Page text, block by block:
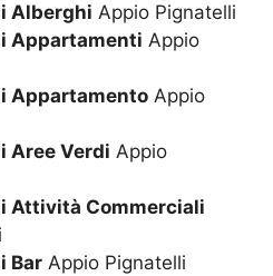
Alberghi Appio Pignatelli
Appartamenti Appio
Appartamento Appio
Aree Verdi Appio
Attività Commerciali
Bar Appio Pignatelli